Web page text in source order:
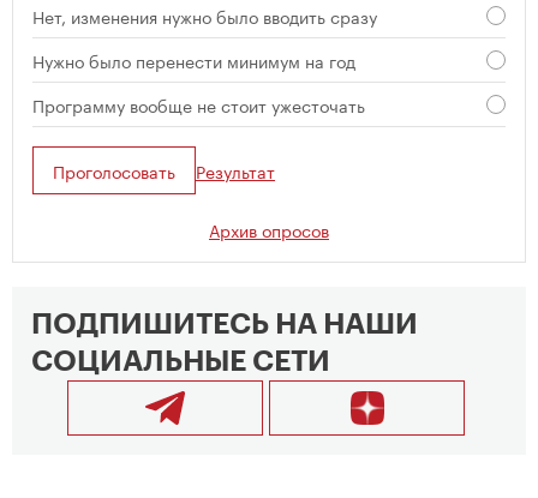
Нет, изменения нужно было вводить сразу
Нужно было перенести минимум на год
Программу вообще не стоит ужесточать
Проголосовать Результат
Архив опросов
ПОДПИШИТЕСЬ НА НАШИ
СОЦИАЛЬНЫЕ СЕТИ